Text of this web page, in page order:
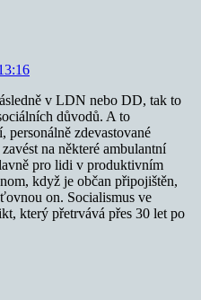
v LDN nebo DD, tak to
důvodů. A to
personálně zdevastované
na některé ambulantní
pro lidi v produktivním
když je občan připojištěn,
on. Socialismus ve
který přetrvává přes 30 let po